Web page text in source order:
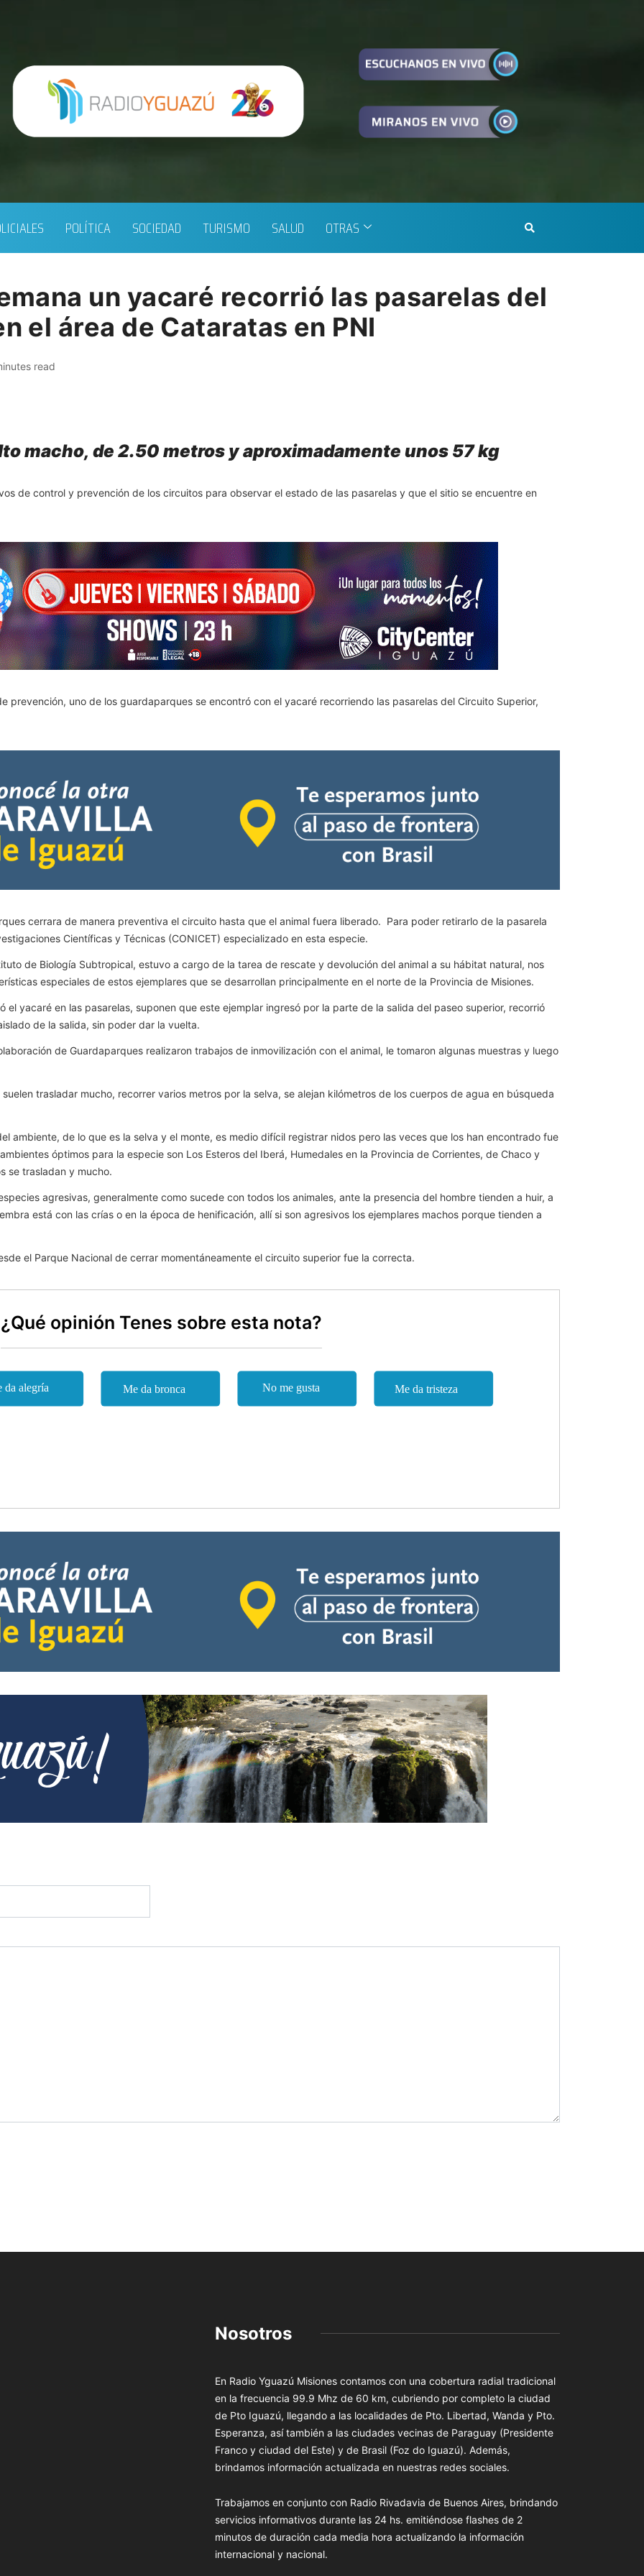
POLÍTICA SOCIEDAD TURISMO SALUD OTRAS
un yacaré recorrió las pasarelas del
el área de Cataratas en PNI
read
macho, de 2.50 metros y aproximadamente unos 57 kg
de control y prevención de los circuitos para observar el estado de las pasarelas y que el sitio se encuentre en
prevención, uno de los guardaparques se encontró con el yacaré recorriendo las pasarelas del Circuito Superior,
cerrara de manera preventiva el circuito hasta que el animal fuera liberado. Para poder retirarlo de la pasarela
Científicas y Técnicas (CONICET) especializado en esta especie.
de Biología Subtropical, estuvo a cargo de la tarea de rescate y devolución del animal a su hábitat natural, nos
especiales de estos ejemplares que se desarrollan principalmente en el norte de la Provincia de Misiones.
el yacaré en las pasarelas, suponen que este ejemplar ingresó por la parte de la salida del paseo superior, recorrió
de la salida, sin poder dar la vuelta.
de Guardaparques realizaron trabajos de inmovilización con el animal, le tomaron algunas muestras y luego
trasladar mucho, recorrer varios metros por la selva, se alejan kilómetros de los cuerpos de agua en búsqueda
ambiente, de lo que es la selva y el monte, es medio difícil registrar nidos pero las veces que los han encontrado fue
óptimos para la especie son Los Esteros del Iberá, Humedales en la Provincia de Corrientes, de Chaco y
se trasladan y mucho.
agresivas, generalmente como sucede con todos los animales, ante la presencia del hombre tienden a huir, a
está con las crías o en la época de henificación, allí si son agresivos los ejemplares machos porque tienden a
el Parque Nacional de cerrar momentáneamente el circuito superior fue la correcta.
¿Qué opinión Tenes sobre esta nota?
Nosotros
En Radio Yguazú Misiones contamos con una cobertura radial tradicional
en la frecuencia 99.9 Mhz de 60 km, cubriendo por completo la ciudad
de Pto Iguazú, llegando a las localidades de Pto. Libertad, Wanda y Pto.
Esperanza, así también a las ciudades vecinas de Paraguay (Presidente
Franco y ciudad del Este) y de Brasil (Foz do Iguazú). Además,
brindamos información actualizada en nuestras redes sociales.
Trabajamos en conjunto con Radio Rivadavia de Buenos Aires, brindando
servicios informativos durante las 24 hs. emitiéndose flashes de 2
minutos de duración cada media hora actualizando la información
internacional y nacional.